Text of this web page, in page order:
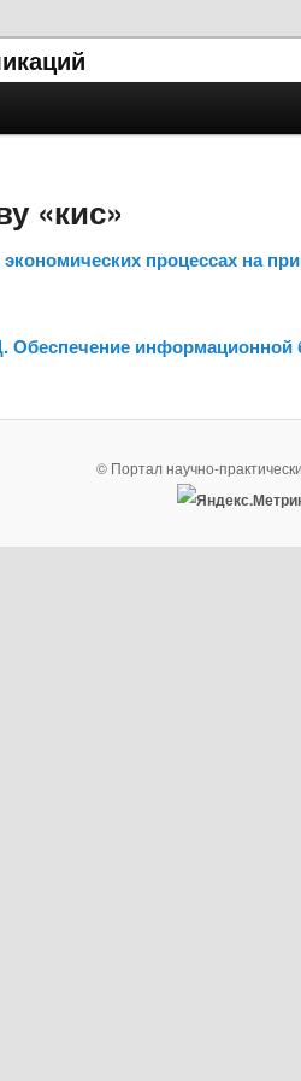
«кис»
процессах на
информационной
© Портал научно-